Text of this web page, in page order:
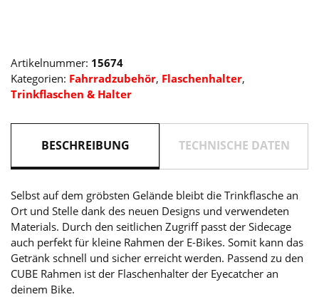
Artikelnummer: 15674
Kategorien: Fahrradzubehör, Flaschenhalter,
Trinkflaschen & Halter
BESCHREIBUNG TECHNISCHE DATEN
Selbst auf dem gröbsten Gelände bleibt die Trinkflasche an
Ort und Stelle dank des neuen Designs und verwendeten
Materials. Durch den seitlichen Zugriff passt der Sidecage
auch perfekt für kleine Rahmen der E-Bikes. Somit kann das
Getränk schnell und sicher erreicht werden. Passend zu den
CUBE Rahmen ist der Flaschenhalter der Eyecatcher an
deinem Bike.